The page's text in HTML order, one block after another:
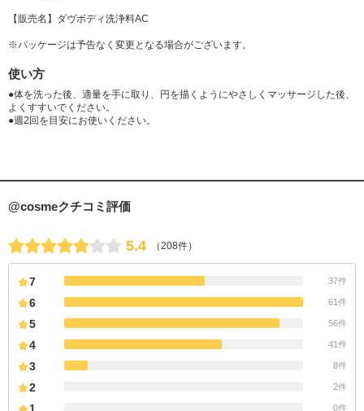
【販売名】ダヴボディ洗浄料AC
※パッケージは予告なく変更となる場合がございます。
使い方
●体を洗った後、適量を手に取り、円を描くようにやさしくマッサージした後、
よくすすいでください。
●週2回を目安にお使いください。
@cosmeクチコミ評価
5.4 （208件）
7 37件
6 61件
5 56件
4 41件
3 8件
2 2件
0件